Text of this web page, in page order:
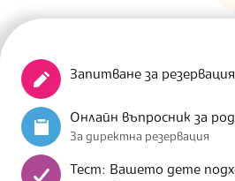
Запитване за резервация
Онлайн въпросник за
За директна резервация
Тест: Вашето дете